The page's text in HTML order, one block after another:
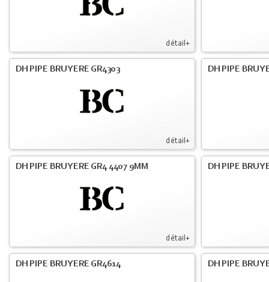
détail+
détail+
DH PIPE BRUYERE GR4303 DH PIPE
détail+
DH PIPE BRUYERE GR4 4407 9MM DH PIPE
DH PIPE BRUYERE GR4614 DH PIPE